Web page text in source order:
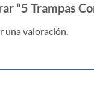
“5 Trampas
una valoración.